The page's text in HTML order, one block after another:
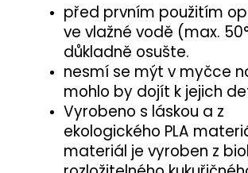
před prvním použitím
ve vlažné vodě (max.
důkladně osušte.
nesmí se mýt v myčce
mohlo by dojít k jejich
Vyrobeno s láskou a z
ekologického PLA
materiál je vyroben z